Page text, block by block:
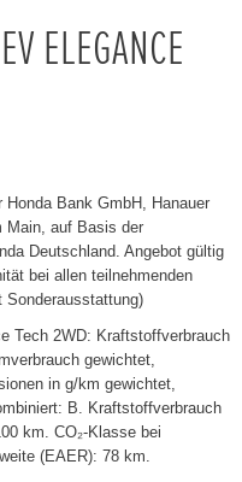
ELEGANCE
Bank GmbH, Hanauer
Main, auf Basis der
Deutschland. Angebot gültig
bei allen teilnehmenden
Sonderausstattung)
Tech 2WD: Kraftstoffverbrauch
gewichtet,
in g/km gewichtet,
B. Kraftstoffverbrauch
km. CO₂-Klasse bei
(EAER): 78 km.